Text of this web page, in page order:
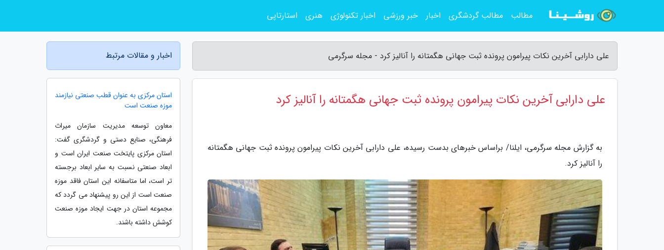
علی دارابی آخرین نکات پیرامون پرونده ثبت جهانی هگمتانه را آنالیز کرد - مجله سرگرمی
علی دارابی آخرین نکات پیرامون پرونده ثبت جهانی هگمتانه را آنالیز کرد
به گزارش مجله سرگرمی، ایلنا/ براساس خبرهای بدست رسیده، علی دارابی آخرین نکات پیرامون پرونده ثبت جهانی هگمتانه
را آنالیز کرد.
اخبار و مقالات مرتبط
استان مرکزی به عنوان قطب صنعتی نیازمند
موزه صنعت است
معاون توسعه مدیریت سازمان میراث
فرهنگی، صنایع دستی و گردشگری گفت:
استان مرکزی پایتخت صنعت ایران است و
ابعاد صنعتی نسبت به سایر ابعاد برجسته
تر است، اما متاسفانه این استان فاقد موزه
صنعت است از این رو پیشنهاد می گردد که
مجموعه استان در جهت ایجاد موزه صنعت
کوشش داشته باشند.
مطالب مطالب گردشگری اخبار خبر ورزشی اخبار تکنولوژی هنری استارتاپی